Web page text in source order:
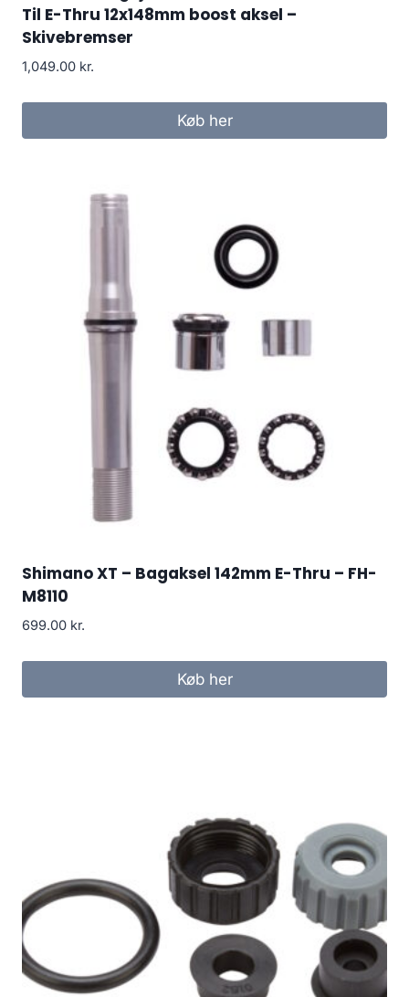
Til E-Thru 12x148mm boost aksel –
Skivebremser
1,049.00 kr.
Køb her
Shimano XT – Bagaksel 142mm E-Thru – FH-
M8110
699.00 kr.
Køb her